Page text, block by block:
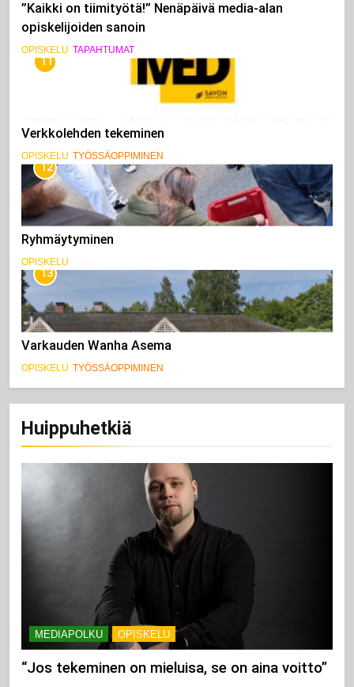
”Kaikki on tiimityötä!” Nenäpäivä media-alan
opiskelijoiden sanoin
OPISKELU TAPAHTUMAT
11
Verkkolehden tekeminen
OPISKELU TYÖSSÄOPPIMINEN
12
Ryhmäytyminen
OPISKELU
13
Varkauden Wanha Asema
OPISKELU TYÖSSÄOPPIMINEN
Huippuhetkiä
MEDIAPOLKU OPISKELU
“Jos tekeminen on mieluisa, se on aina voitto”